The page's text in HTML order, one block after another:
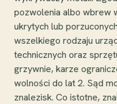
pozwolenia albo wbrew
ukrytych lub
wszelkiego rodzaju
technicznych oraz
grzywnie, karze
wolności do lat 2. Sąd
znalezisk. Co istotne,